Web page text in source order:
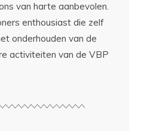
van harte aanbevolen.
enthousiast die zelf
onderhouden van de
activiteiten van de VBP